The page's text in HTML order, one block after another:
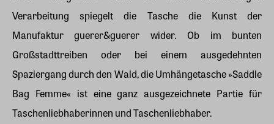
Verarbeitung spiegelt die Tasche die Kunst der
Manufaktur guerer&guerer wider. Ob im bunten
Großstadttreiben oder bei einem ausgedehnten
Spaziergang durch den Wald, die Umhängetasche »Saddle
Bag Femme« ist eine ganz ausgezeichnete Partie für
Taschenliebhaberinnen und Taschenliebhaber.